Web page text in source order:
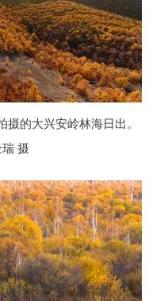
的大兴安岭林海日出。
摄